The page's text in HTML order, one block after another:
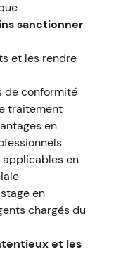
sanctionner
et les rendre
de conformité
traitement
en
en
en
chargés du
et les